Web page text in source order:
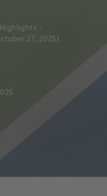
-
27, 2025).